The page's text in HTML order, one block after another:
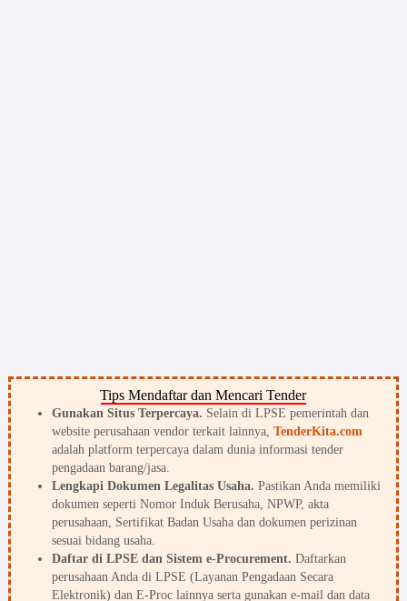
Tips Mendaftar dan Mencari Tender
Gunakan Situs Terpercaya. Selain di LPSE pemerintah dan
website perusahaan vendor terkait lainnya, TenderKita.com
adalah platform terpercaya dalam dunia informasi tender
pengadaan barang/jasa.
Lengkapi Dokumen Legalitas Usaha. Pastikan Anda memiliki
dokumen seperti Nomor Induk Berusaha, NPWP, akta
perusahaan, Sertifikat Badan Usaha dan dokumen perizinan
sesuai bidang usaha.
Daftar di LPSE dan Sistem e-Procurement. Daftarkan
perusahaan Anda di LPSE (Layanan Pengadaan Secara
Elektronik) dan E-Proc lainnya serta gunakan e-mail dan data